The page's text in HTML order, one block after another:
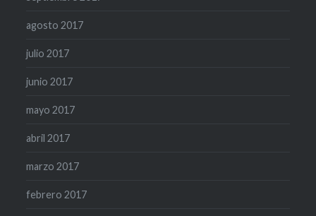
agosto 2017
julio 2017
junio 2017
mayo 2017
abril 2017
marzo 2017
febrero 2017